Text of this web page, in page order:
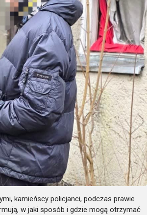
kamieńscy policjanci, podczas prawie
w jaki sposób i gdzie mogą otrzymać